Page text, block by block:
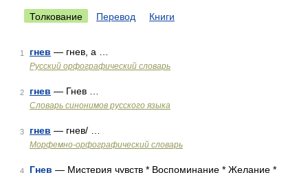
Толкование Перевод Книги
1 гнев — гнев, а …
Русский орфографический словарь
2 гнев — Гнев …
Словарь синонимов русского языка
3 гнев — гнев/ …
Морфемно-орфографический словарь
4 Гнев — Мистерия чувств * Воспоминание * Желание *